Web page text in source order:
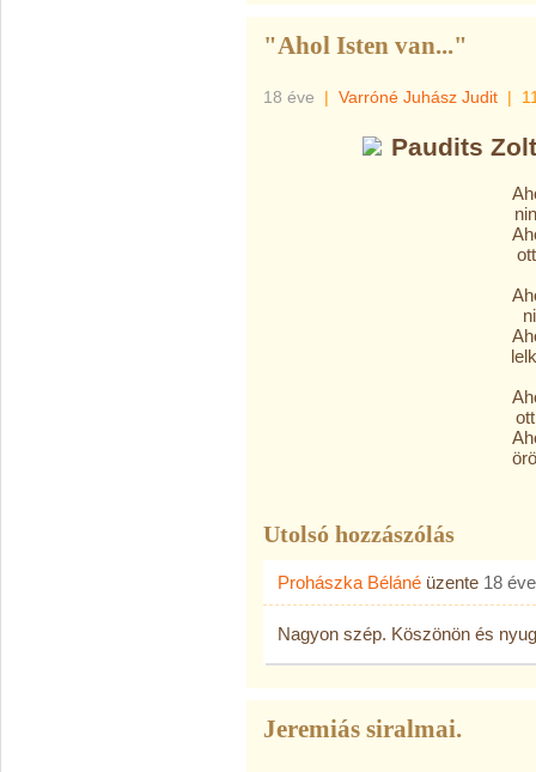
"Ahol Isten van..."
18 éve | Varróné Juhász Judit |
Paudits
Utolsó hozzászólás
Prohászka Béláné üzente 18 éve
Nagyon szép. Köszönön és
Jeremiás siralmai.